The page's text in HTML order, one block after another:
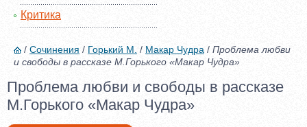
Критика
/ Сочинения / Горький М. / Макар Чудра / Проблема любви
и свободы в рассказе М.Горького «Макар Чудра»
Проблема любви и свободы в рассказе
М.Горького «Макар Чудра»